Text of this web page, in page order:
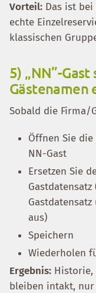
Vorteil: Das ist
echte
klassischen
5) „NN”-
Gästenamen
Sobald die Firma/
Öffnen Sie
NN-Gast
Ersetzen Sie
aus)
Speichern
Wiederholen
Ergebnis: Historie,
bleiben intakt, nur